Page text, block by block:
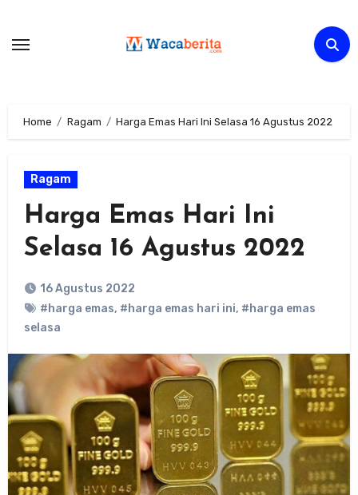
content
Home Ragam Harga Emas Hari Ini Selasa 16 Agustus 2022
Ragam
Harga Emas Hari Ini
Selasa 16 Agustus 2022
16 Agustus 2022
#harga emas, #harga emas hari ini, #harga emas
selasa